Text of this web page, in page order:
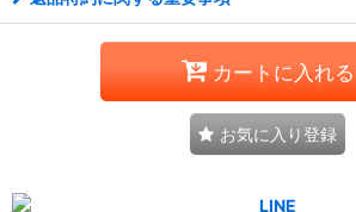
カートに入れる
お気に入り登録